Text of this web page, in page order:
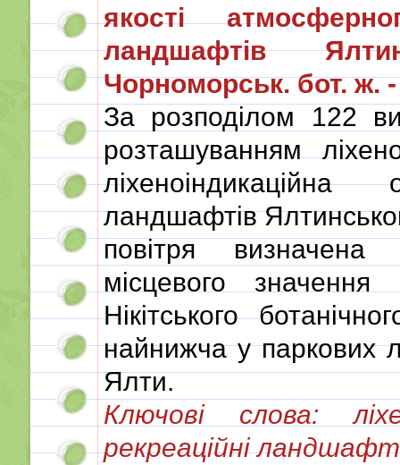
якості
ландшафтів
Чорноморськ. бот. ж.
За розподілом 122
розташуванням
ландшафтів
повітря
місцевого значення
Нікітського
найнижча у паркових
Ялти.
Ключові слова:
рекреаційні